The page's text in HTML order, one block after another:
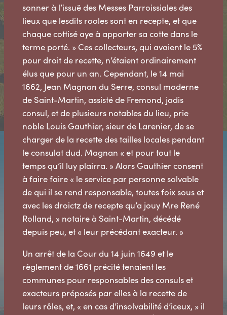
sonner à l’issuë des Messes Parroissiales des
lieux que lesdits rooles sont en recepte, et que
chaque cottisé aye à apporter sa cotte dans le
terme porté. » Ces collecteurs, qui avaient le 5%
pour droit de recette, n’étaient ordinairement
élus que pour un an. Cependant, le 14 mai
1662, Jean Magnan du Serre, consul moderne
de Saint-Martin, assisté de Fremond, jadis
consul, et de plusieurs notables du lieu, prie
noble Louis Gauthier, sieur de Larenier, de se
charger de la recette des tailles locales pendant
le consulat dud. Magnan « et pour tout le
temps qu’il luy plairra. » Alors Gauthier consent
à faire faire « le service par personne solvable
de qui il se rend responsable, toutes foix sous et
avec les droictz de recepte qu’a jouy Mre René
Rolland, » notaire à Saint-Martin, décédé
depuis peu, et « leur précédant exacteur. »
Un arrêt de la Cour du 14 juin 1649 et le
règlement de 1661 précité tenaient les
communes pour responsables des consuls et
exacteurs préposés par elles à la recette de
leurs rôles, et, « en cas d’insolvabilité d’iceux, » il